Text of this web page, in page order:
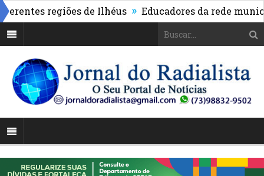
regiões de Ilhéus » Educadores da rede